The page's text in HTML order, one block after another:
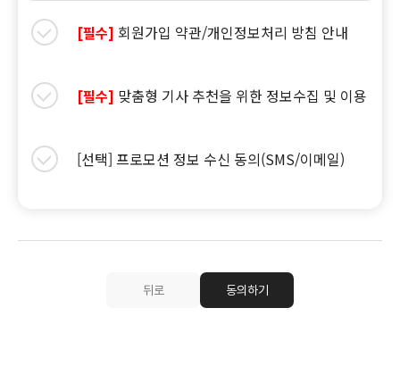
[필수] 회원가입 약관/개인정보처리 방침 안내
[필수] 맞춤형 기사 추천을 위한 정보수집 및 이용
[선택] 프로모션 정보 수신 동의(SMS/이메일)
뒤로